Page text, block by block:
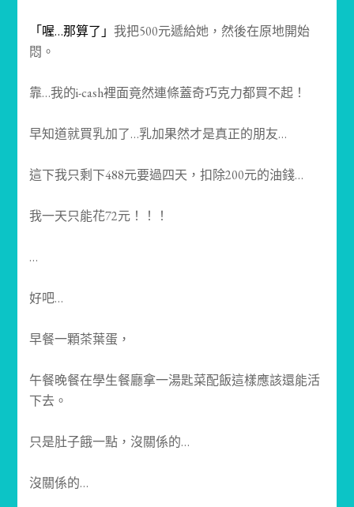
「喔…那算了」我把500元遞給她，然後在原地開始
悶。
靠…我的i-cash裡面竟然連條蓋奇巧克力都買不起！
早知道就買乳加了…乳加果然才是真正的朋友…
這下我只剩下488元要過四天，扣除200元的油錢…
我一天只能花72元！！！
…
好吧…
早餐一顆茶葉蛋，
午餐晚餐在學生餐廳拿一湯匙菜配飯這樣應該還能活
下去。
只是肚子餓一點，沒關係的…
沒關係的…